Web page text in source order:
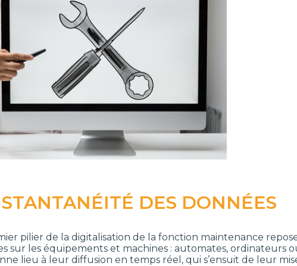
DES DONNÉES
pilier de la digitalisation de la fonction maintenance
sur les équipements et machines : automates, ordinateurs
lieu à leur diffusion en temps réel, qui s’ensuit de leur